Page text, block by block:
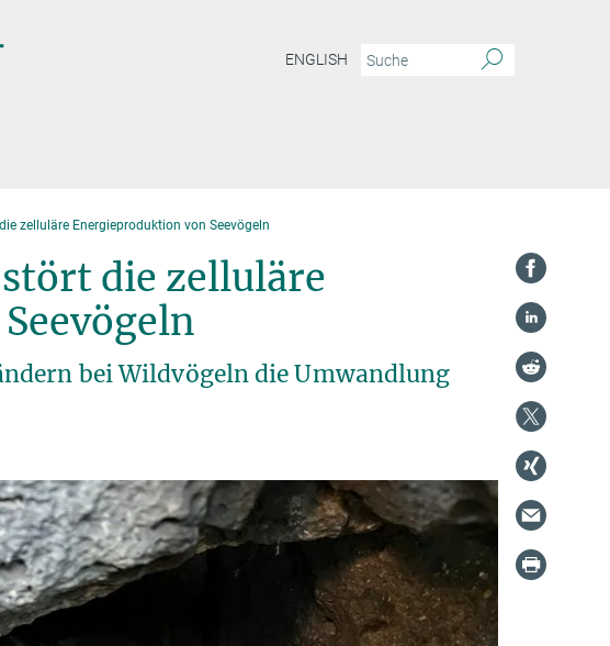
ENGLISH
zelluläre Energieproduktion von Seevögeln
die zelluläre
bei Wildvögeln die Umwandlung